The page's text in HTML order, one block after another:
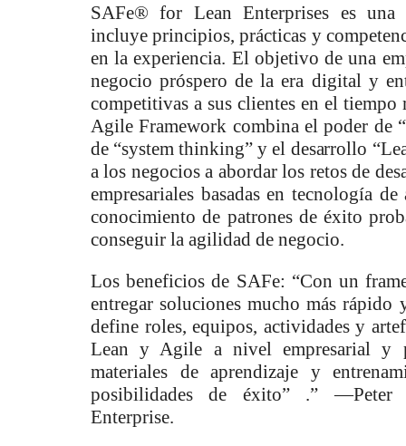
SAFe® for Lean Enterprises es una
incluye principios, prácticas y
en la experiencia. El objetivo de una
negocio próspero de la era digital y
competitivas a sus clientes en el tiempo
Agile Framework combina el poder de
de “system thinking” y el desarrollo
a los negocios a abordar los retos de
empresariales basadas en tecnología
conocimiento de patrones de éxito
conseguir la agilidad de negocio.
Los beneficios de SAFe: “Con un
entregar soluciones mucho más rápido
define roles, equipos, actividades y
Lean y Agile a nivel empresarial y
materiales de aprendizaje y
posibilidades de éxito” .” —Peter
Enterprise.